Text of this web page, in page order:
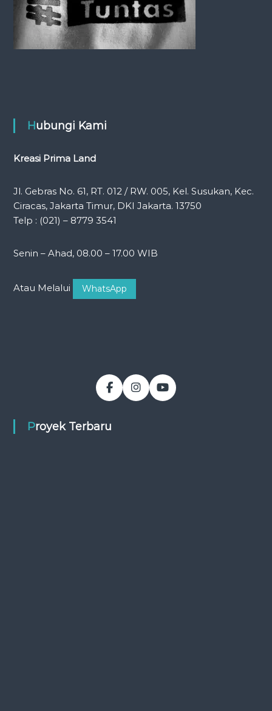
Hubungi Kami
Kreasi Prima Land
Jl. Gebras No. 61, RT. 012 / RW. 005, Kel. Susukan, Kec.
Ciracas, Jakarta Timur, DKI Jakarta. 13750
Telp : (021) – 8779 3541
Senin – Ahad, 08.00 – 17.00 WIB
Atau Melalui WhatsApp
Proyek Terbaru